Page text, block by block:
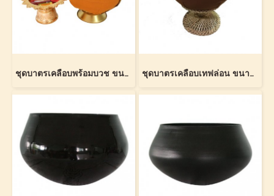
ชุดบาตรเคลือบพร้อมบวช ขนาด 7 นิ้ว (Coated Monk Bowl Ordination Set 7 Inches) ชุดบาตรเคลือบเทฟล่อน ขนาด 8 นิ้ว (Teflon Coated Monk Bowl Set 8 inches)